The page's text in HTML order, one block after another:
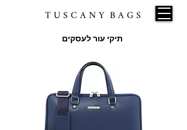
T U S C A N Y B A G S
תיקי עור לעסקים